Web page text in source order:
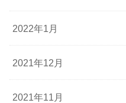
2022年1月
2021年12月
2021年11月